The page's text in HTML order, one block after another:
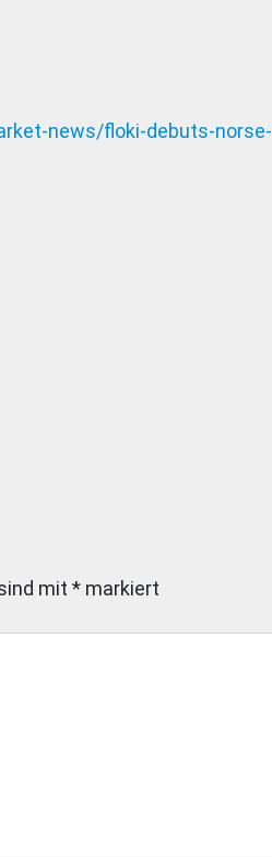
news/floki-debuts-norse-
mit * markiert